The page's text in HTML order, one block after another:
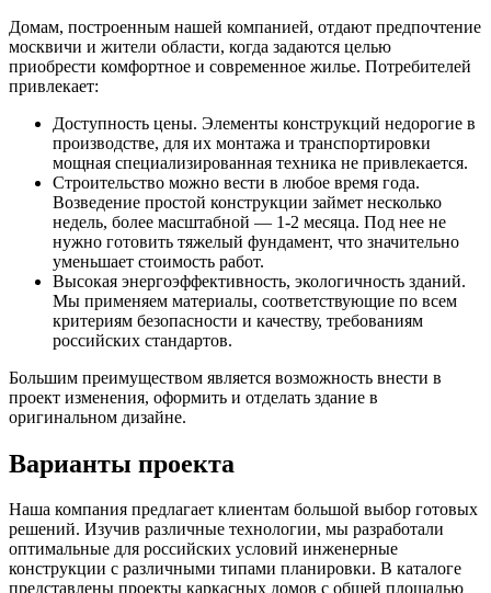
Домам, построенным нашей компанией, отдают предпочтение
москвичи и жители области, когда задаются целью
приобрести комфортное и современное жилье. Потребителей
привлекает:
Доступность цены. Элементы конструкций недорогие в
производстве, для их монтажа и транспортировки
мощная специализированная техника не привлекается.
Строительство можно вести в любое время года.
Возведение простой конструкции займет несколько
недель, более масштабной — 1-2 месяца. Под нее не
нужно готовить тяжелый фундамент, что значительно
уменьшает стоимость работ.
Высокая энергоэффективность, экологичность зданий.
Мы применяем материалы, соответствующие по всем
критериям безопасности и качеству, требованиям
российских стандартов.
Большим преимуществом является возможность внести в
проект изменения, оформить и отделать здание в
оригинальном дизайне.
Варианты проекта
Наша компания предлагает клиентам большой выбор готовых
решений. Изучив различные технологии, мы разработали
оптимальные для российских условий инженерные
конструкции с различными типами планировки. В каталоге
представлены проекты каркасных домов с общей площадью